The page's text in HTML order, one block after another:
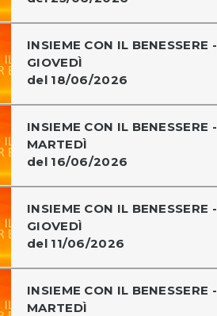
INSIEME CON IL BENESSERE -
GIOVEDÌ
del 18/06/2026
INSIEME CON IL BENESSERE -
MARTEDÌ
del 16/06/2026
INSIEME CON IL BENESSERE -
GIOVEDÌ
del 11/06/2026
INSIEME CON IL BENESSERE -
MARTEDÌ